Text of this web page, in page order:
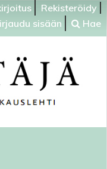
Rekisteröidy
sisään
Hae